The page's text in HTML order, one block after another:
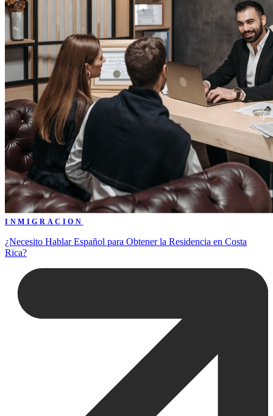
INMIGRACION
¿Necesito Hablar Español para Obtener la Residencia en Costa
Rica?